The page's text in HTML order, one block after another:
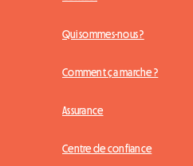
Qui sommes-nous ?
Comment ça marche ?
Assurance
Centre de confiance